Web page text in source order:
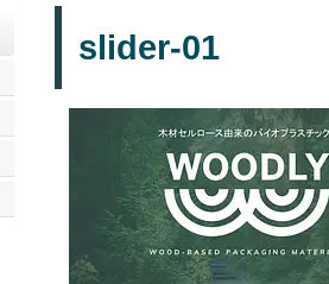
slider-01